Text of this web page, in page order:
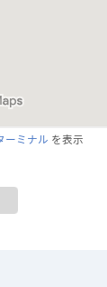
ーミナル を表示